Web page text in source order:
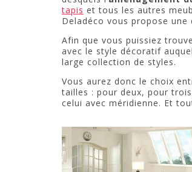
tapis et tous les autres
Deladéco vous propose une
Afin que vous puissiez
avec le style décoratif
large collection de styles.
Vous aurez donc le choix
tailles : pour deux, pour
celui avec méridienne. Et